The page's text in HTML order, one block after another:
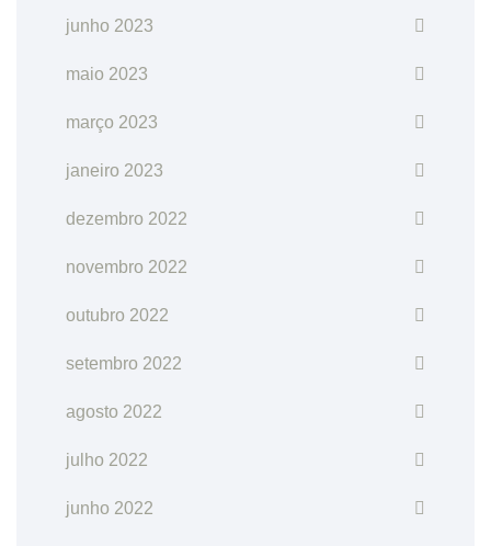
junho 2023
maio 2023
março 2023
janeiro 2023
dezembro 2022
novembro 2022
outubro 2022
setembro 2022
agosto 2022
julho 2022
junho 2022